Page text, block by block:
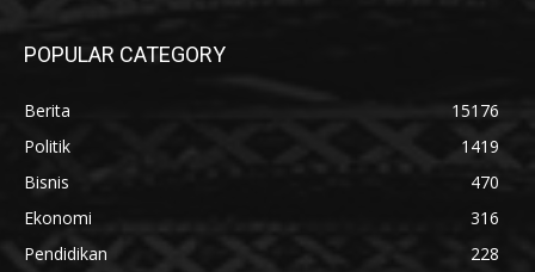
POPULAR CATEGORY
Berita
15176
Politik
1419
Bisnis
470
Ekonomi
316
Pendidikan
228